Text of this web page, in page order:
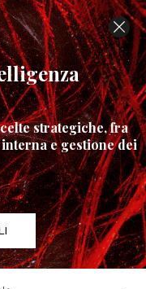
strategiche, fra
e gestione dei